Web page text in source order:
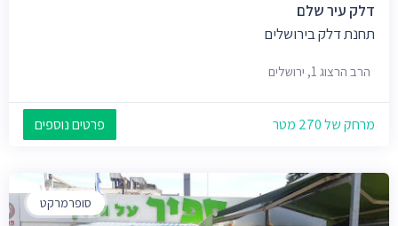
דלק עיר שלם
תחנת דלק בירושלים
הרב הרצוג 1, ירושלים
מרחק של 270 מטר פרטים נוספים
סופרמרקט